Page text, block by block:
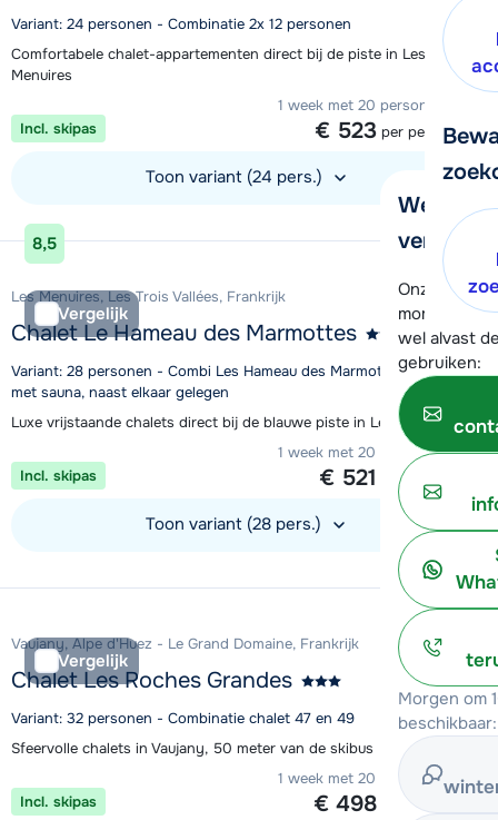
We
verder!
Onze
moment
wel alvast
gebruiken:
Morgen om
beschikbaar:
Variant: 24 personen - Combinatie 2x 12 personen
Comfortabele chalet-appartementen direct bij de piste in Les
Menuires
1 week met 20 personen vanaf
€ 523 per persoon
Incl. skipas
Toon variant (24 pers.)
Bekijk accommodatie
8,5
Vergelijk
Les Menuires, Les Trois Vallées, Frankrijk
Chalet Le Hameau des Marmottes
Variant: 28 personen - Combi Les Hameau des Marmottes 14p + 14p
met sauna, naast elkaar gelegen
Luxe vrijstaande chalets direct bij de blauwe piste in Les Menuires
1 week met 20 personen vanaf
€ 521 per persoon
Incl. skipas
Toon variant (28 pers.)
Vergelijk
Vaujany, Alpe d'Huez - Le Grand Domaine, Frankrijk
Chalet Les Roches Grandes
Variant: 32 personen - Combinatie chalet 47 en 49
Sfeervolle chalets in Vaujany, 50 meter van de skibus
1 week met 20 personen vanaf
€ 498 per persoon
Incl. skipas